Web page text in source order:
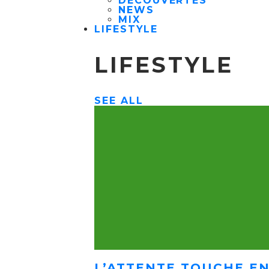
NEWS
MIX
LIFESTYLE
LIFESTYLE
SEE ALL